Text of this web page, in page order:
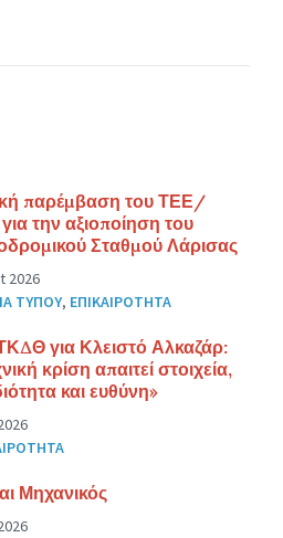
παρέμβαση του ΤΕΕ/
την αξιοποίηση του
Σταθμού Λάρισας
2026
ΤΥΠΟΥ, ΕΠΙΚΑΙΡΟΤΗΤΑ
για Κλειστό Αλκαζάρ:
κρίση απαιτεί στοιχεία,
και ευθύνη»
Μηχανικός